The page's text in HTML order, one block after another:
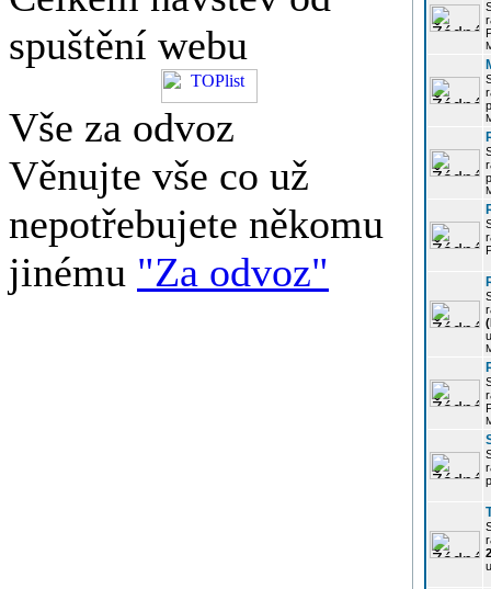
spuštění webu
Vše za odvoz
Věnujte vše co už
nepotřebujete někomu
jinému "Za odvoz"